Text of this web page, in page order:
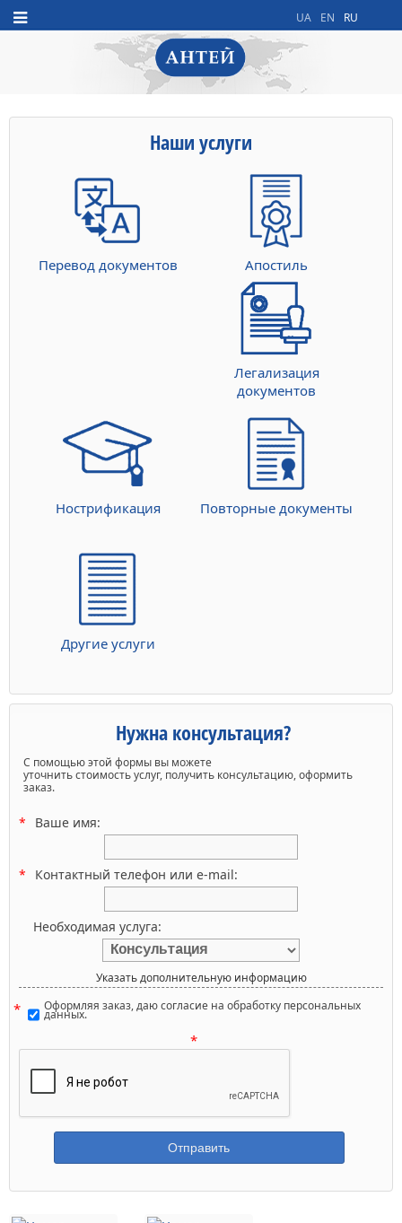
UA EN RU
Наши услуги
Перевод документов Апостиль
Легализация
документов
Нострификация Повторные документы
Другие услуги
Нужна консультация?
С помощью этой формы вы можете
уточнить стоимость услуг, получить консультацию, оформить
заказ.
Ваше имя:
Контактный телефон или e-mail:
Необходимая услуга:
Указать дополнительную информацию
Оформляя заказ, даю согласие на обработку персональных
данных.